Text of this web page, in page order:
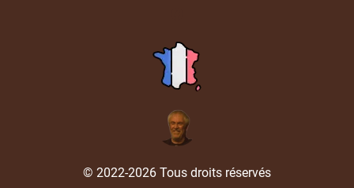
© 2022-2026 Tous droits réservés